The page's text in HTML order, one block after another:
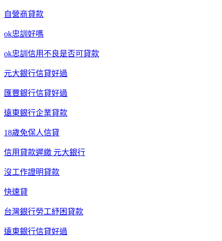
自營商貸款
ok忠訓好嗎
ok忠訓信用不良是否可貸款
元大銀行信貸好過
匯豐銀行信貸好過
遠東銀行企業貸款
18歲免保人信貸
信用貸款遲繳 元大銀行
沒工作證明貸款
快速貸
台灣銀行勞工紓困貸款
遠東銀行信貸好過